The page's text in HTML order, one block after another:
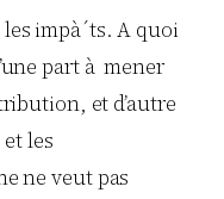
impà´ts. A quoi
part à mener
et d’autre
les
ne veut pas